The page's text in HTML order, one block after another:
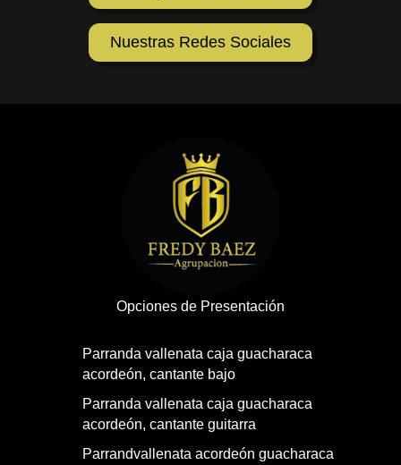
Nuestras Redes Sociales
Opciones de Presentación
Parranda vallenata caja guacharaca
acordeón, cantante bajo
Parranda vallenata caja guacharaca
acordeón, cantante guitarra
Parrandvallenata acordeón guacharaca